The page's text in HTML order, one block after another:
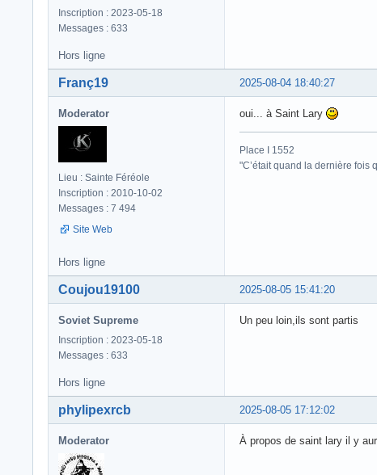
Inscription : 2023-05-18
Messages : 633
Hors ligne
2025-08-04 18:40:27
Franç19
Moderator
Lieu : Sainte Féréole
Inscription : 2010-10-02
Messages : 7 494
Site Web
oui... à Saint Lary
Place I 1552
"C’était quand la dernière fois
Hors ligne
2025-08-05 15:41:20
Coujou19100
Soviet Supreme
Inscription : 2023-05-18
Messages : 633
Un peu loin,ils sont partis
Hors ligne
2025-08-05 17:12:02
phylipexrcb
Moderator À propos de saint lary il y